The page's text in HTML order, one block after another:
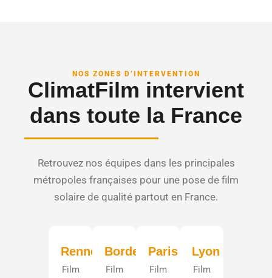
NOS ZONES D’INTERVENTION
ClimatFilm intervient
dans toute la France
Retrouvez nos équipes dans les principales
métropoles françaises pour une pose de film
solaire de qualité partout en France.
Rennes
Film
Bordeaux
Film
Paris
Film
Lyon
Film